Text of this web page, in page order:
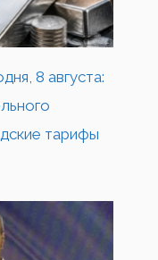
8 августа:
тарифы